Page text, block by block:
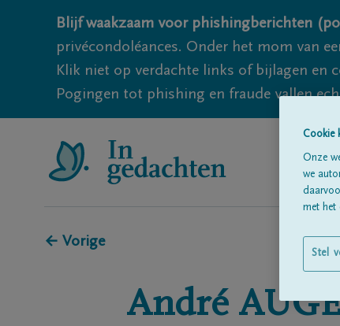
Blijf waakzaam voor phishingberichten
privécondoléances. Onder het mom van
Klik niet op verdachte links of bijlagen en
Pogingen tot phishing en fraude vallen
← Vorige
André
Cookie
Onze
we
met het
Stel